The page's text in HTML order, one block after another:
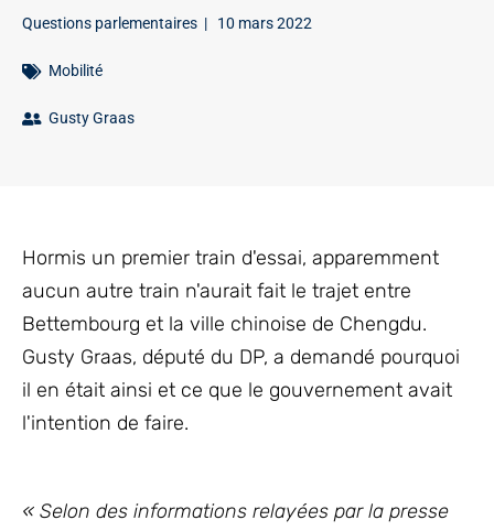
Questions parlementaires | 10 mars 2022
Mobilité
Gusty Graas
Hormis un premier train d'essai, apparemment
aucun autre train n'aurait fait le trajet entre
Bettembourg et la ville chinoise de Chengdu.
Gusty Graas, député du DP, a demandé pourquoi
il en était ainsi et ce que le gouvernement avait
l'intention de faire.
« Selon des informations relayées par la presse